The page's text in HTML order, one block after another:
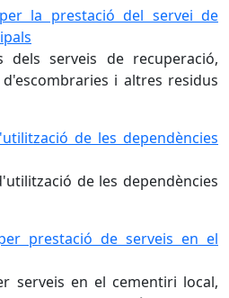
la prestació del servei de
dels serveis de recuperació,
i altres residus
de les dependències
de les dependències
prestació de serveis en el
serveis en el cementiri local,